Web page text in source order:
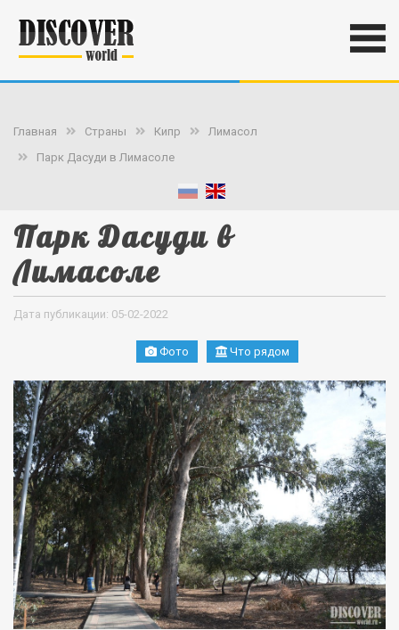
Главная Страны Кипр
Лимасол
Парк Дасуди в Лимасоле
Парк Дасуди в
Лимасоле
Дата публикации: 05-02-2022
Фото Что рядом